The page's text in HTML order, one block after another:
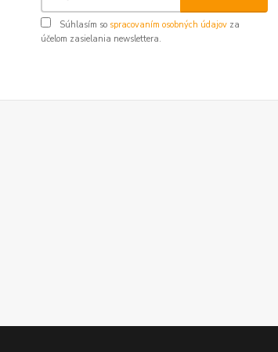
Súhlasím so spracovaním osobných údajov za
účelom zasielania newslettera.